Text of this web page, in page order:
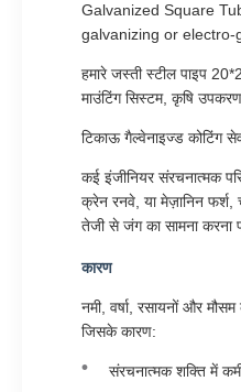
Galvanized Square
galvanizing or electro-
हमारे जस्ती स्टील पाइप
माउंटिंग सिस्टम, कृषि उपकरण,
टिकाऊ गैल्वेनाइज्ड कोटिंग
कई इंजीनियर संरचनात्मक
क्रेन रनवे, या मेज़ानिन फर्श,
तेजी से जंग का सामना करना
कारण
नमी, वर्षा, रसायनों और
जिसके कारण:
संरचनात्मक शक्ति में